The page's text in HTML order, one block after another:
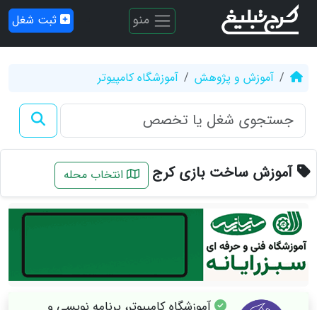
منو ثبت شغل
آموزش و پژوهش آموزشگاه کامپیوتر
آموزش ساخت بازی کرج انتخاب محله